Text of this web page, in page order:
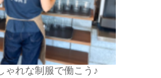
ゃれな制服で働こう♪